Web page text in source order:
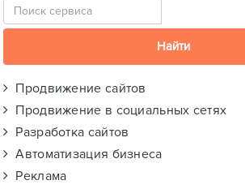
Продвижение сайтов
Продвижение в социальных сетях
Разработка сайтов
Автоматизация бизнеса
Реклама